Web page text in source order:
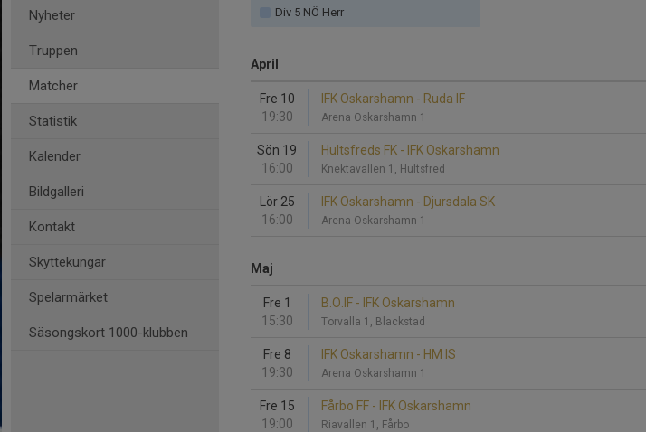
Nyheter
Truppen
Matcher
Statistik
Kalender
Bildgalleri
Kontakt
Skyttekungar
Spelarmärket
Säsongskort 1000-klubben
Div 5 NÖ Herr
April
Fre 10
19:30
IFK Oskarshamn - Ruda IF
Arena Oskarshamn 1
Sön 19
16:00
Hultsfreds FK - IFK Oskarshamn
Knektavallen 1, Hultsfred
Lör 25
16:00
IFK Oskarshamn - Djursdala SK
Arena Oskarshamn 1
Maj
Fre 1
15:30
B.O.IF - IFK Oskarshamn
Torvalla 1, Blackstad
Fre 8
19:30
IFK Oskarshamn - HM IS
Arena Oskarshamn 1
Fre 15
19:00
Fårbo FF - IFK Oskarshamn
Riavallen 1, Fårbo